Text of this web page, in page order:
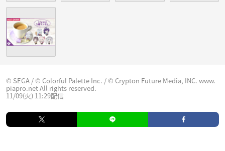
© SEGA / © Colorful Palette Inc. / © Crypton Future Media, INC. www.
piapro.net All rights reserved.
11/09(火) 11:29配信